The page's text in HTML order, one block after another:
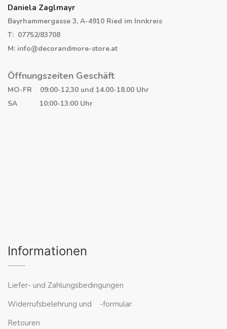
Daniela Zaglmayr
Bayrhammergasse 3, A-4910 Ried im Innkreis
T: 07752/83708
M: info@decorandmore-store.at
Öffnungszeiten Geschäft
MO-FR 09:00-12.30 und 14.00-18.00 Uhr
SA 10:00-13:00 Uhr
Informationen
Liefer- und Zahlungsbedingungen
Widerrufsbelehrung und -formular
Retouren